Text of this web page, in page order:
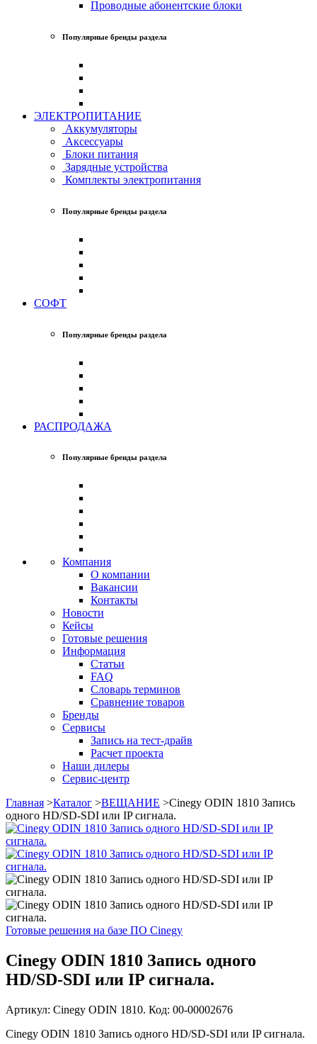
Проводные абонентские блоки
Популярные бренды раздела
ЭЛЕКТРОПИТАНИЕ
Аккумуляторы
Аксессуары
Блоки питания
Зарядные устройства
Комплекты электропитания
Популярные бренды раздела
СОФТ
Популярные бренды раздела
РАСПРОДАЖА
Популярные бренды раздела
Компания
О компании
Вакансии
Контакты
Новости
Кейсы
Готовые решения
Информация
Статьи
FAQ
Словарь терминов
Сравнение товаров
Бренды
Сервисы
Запись на тест-драйв
Расчет проекта
Наши дилеры
Сервис-центр
Главная >Каталог >ВЕЩАНИЕ >Cinegy ODIN 1810 Запись
одного HD/SD-SDI или IP сигнала.
Готовые решения на базе ПО Cinegy
Cinegy ODIN 1810 Запись одного
HD/SD-SDI или IP сигнала.
Артикул: Cinegy ODIN 1810. Код: 00-00002676
Cinegy ODIN 1810 Запись одного HD/SD-SDI или IP сигнала.